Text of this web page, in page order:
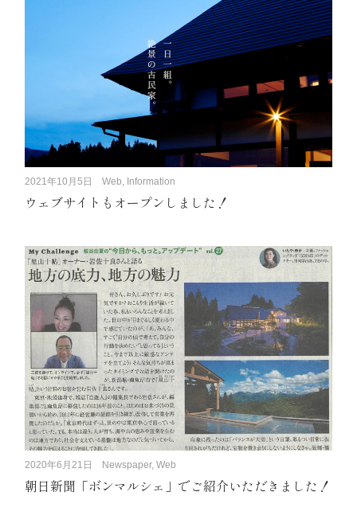
2021年10月5日 Web, Information
ウェブサイトもオープンしました！
2020年6月21日 Newspaper, Web
朝日新聞「ボンマルシェ」でご紹介いただきました！